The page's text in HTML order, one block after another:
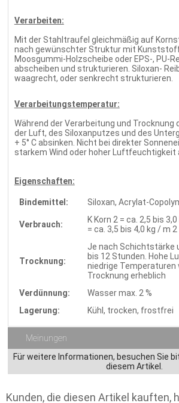
Verarbeiten:
Mit der Stahltraufel gleichmäßig auf
nach gewünschter Struktur mit
Moosgummi-Holzscheibe oder EPS-, PU-
abscheiben und strukturieren. Siloxan-
waagrecht, oder senkrecht strukturieren.
Verarbeitungstemperatur:
Während der Verarbeitung und Trocknung
der Luft, des Siloxanputzes und des
+ 5° C absinken. Nicht bei direkter
starkem Wind oder hoher Luftfeuchtigkeit
Eigenschaften:
Bindemittel: Siloxan, Acrylat-
Verbrauch:
K Korn 2 = ca. 2,5 bis
= ca. 3,5 bis 4,0 kg / m 2
Trocknung:
Je nach Schichtstärke
bis 12 Stunden. Hohe
niedrige Temperaturen
Trocknung erheblich
Verdünnung:
Wasser max. 2 %
Lagerung:
Kühl, trocken, frostfrei
Meinungen
Für weitere Informationen, besuchen Sie
diesem Artikel.
Kunden, die diesen Artikel kauften,